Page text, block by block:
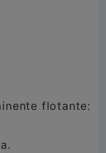
flotante: